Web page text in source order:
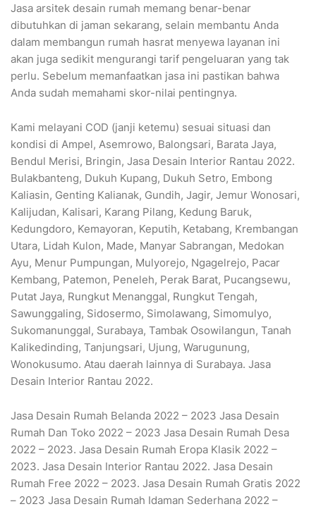
Jasa arsitek desain rumah memang benar-benar
dibutuhkan di jaman sekarang, selain membantu Anda
dalam membangun rumah hasrat menyewa layanan ini
akan juga sedikit mengurangi tarif pengeluaran yang tak
perlu. Sebelum memanfaatkan jasa ini pastikan bahwa
Anda sudah memahami skor-nilai pentingnya.
Kami melayani COD (janji ketemu) sesuai situasi dan
kondisi di Ampel, Asemrowo, Balongsari, Barata Jaya,
Bendul Merisi, Bringin, Jasa Desain Interior Rantau 2022.
Bulakbanteng, Dukuh Kupang, Dukuh Setro, Embong
Kaliasin, Genting Kalianak, Gundih, Jagir, Jemur Wonosari,
Kalijudan, Kalisari, Karang Pilang, Kedung Baruk,
Kedungdoro, Kemayoran, Keputih, Ketabang, Krembangan
Utara, Lidah Kulon, Made, Manyar Sabrangan, Medokan
Ayu, Menur Pumpungan, Mulyorejo, Ngagelrejo, Pacar
Kembang, Patemon, Peneleh, Perak Barat, Pucangsewu,
Putat Jaya, Rungkut Menanggal, Rungkut Tengah,
Sawunggaling, Sidosermo, Simolawang, Simomulyo,
Sukomanunggal, Surabaya, Tambak Osowilangun, Tanah
Kalikedinding, Tanjungsari, Ujung, Warugunung,
Wonokusumo. Atau daerah lainnya di Surabaya. Jasa
Desain Interior Rantau 2022.
Jasa Desain Rumah Belanda 2022 – 2023 Jasa Desain
Rumah Dan Toko 2022 – 2023 Jasa Desain Rumah Desa
2022 – 2023. Jasa Desain Rumah Eropa Klasik 2022 –
2023. Jasa Desain Interior Rantau 2022. Jasa Desain
Rumah Free 2022 – 2023. Jasa Desain Rumah Gratis 2022
– 2023 Jasa Desain Rumah Idaman Sederhana 2022 –